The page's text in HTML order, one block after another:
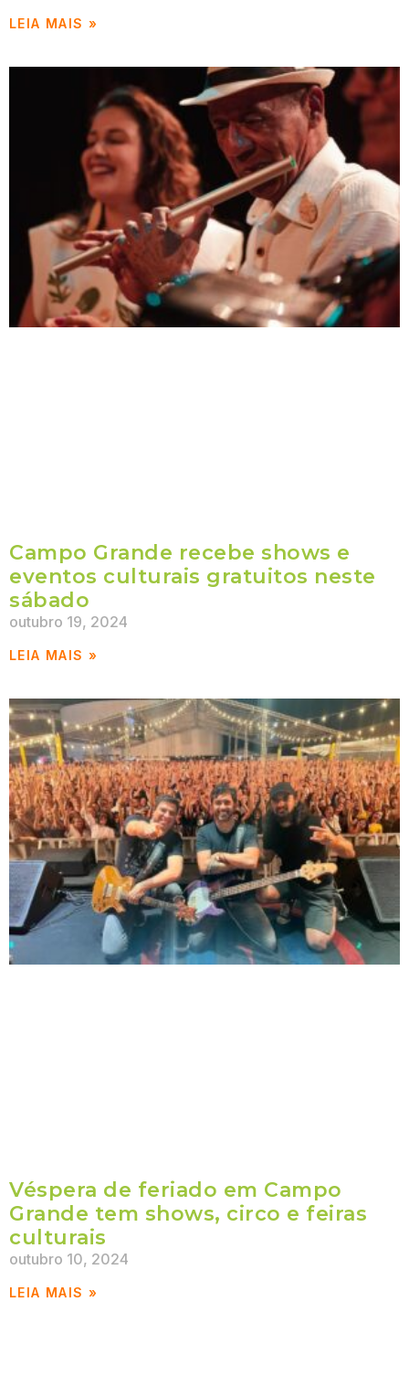
LEIA MAIS »
Campo Grande recebe shows e
eventos culturais gratuitos neste
sábado
outubro 19, 2024
LEIA MAIS »
Véspera de feriado em Campo
Grande tem shows, circo e feiras
culturais
outubro 10, 2024
LEIA MAIS »